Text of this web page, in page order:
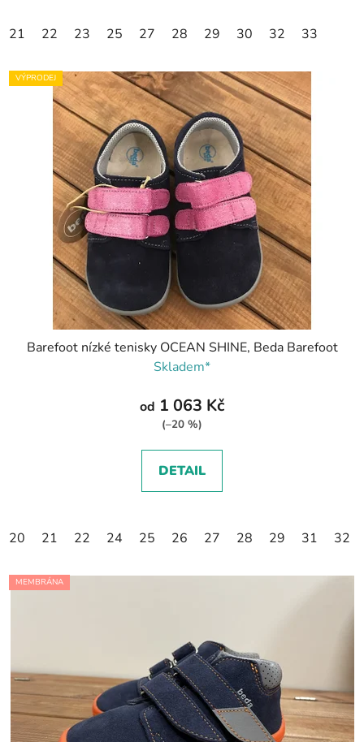
21 22 23 25 27 28 29 30 32 33
VÝPRODEJ
Barefoot nízké tenisky OCEAN SHINE, Beda Barefoot
Skladem*
od 1 063 Kč
(–20 %)
DETAIL
20 21 22 24 25 26 27 28 29 31 32
MEMBRÁNA